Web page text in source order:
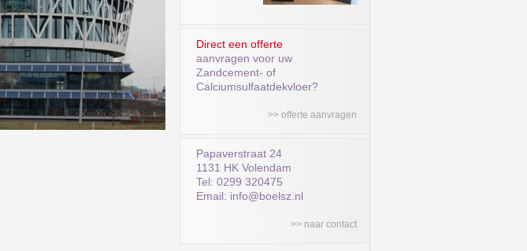
Direct een offerte
aanvragen voor uw
Zandcement- of
Calciumsulfaatdekvloer?
>> offerte aanvragen
Papaverstraat 24
1131 HK Volendam
Tel: 0299 320475
Email: info@boelsz.nl
>> naar contact